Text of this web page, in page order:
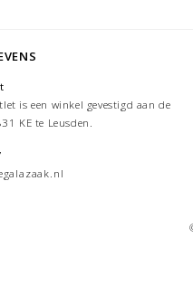
is een winkel gevestigd aan de
KE te Leusden.